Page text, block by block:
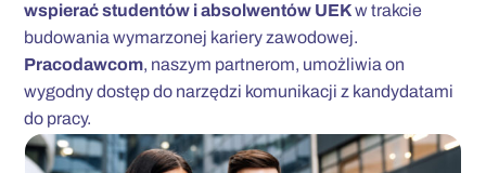
wspierać studentów i absolwentów UEKw trakcie
budowania wymarzonej kariery zawodowej.
Pracodawcom, naszym partnerom, umożliwia on
wygodny dostęp do narzędzi komunikacji z kandydatami
do pracy.
Do tego rejestracja i używanie platformy jest całkowicie